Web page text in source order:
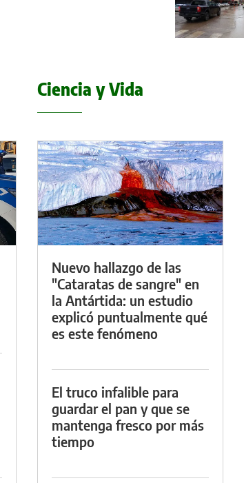
Ciencia y Vida
Nuevo hallazgo de las
"Cataratas de sangre" en
la Antártida: un estudio
explicó puntualmente qué
es este fenómeno
El truco infalible para
guardar el pan y que se
mantenga fresco por más
tiempo